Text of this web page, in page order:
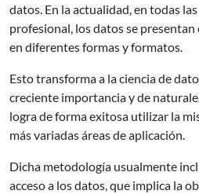
datos. En la actualidad, en todas
profesional, los datos se presentan
en diferentes formas y formatos.
Esto transforma a la ciencia de
creciente importancia y de
logra de forma exitosa utilizar la
más variadas áreas de aplicación.
Dicha metodología usualmente
acceso a los datos, que implica la